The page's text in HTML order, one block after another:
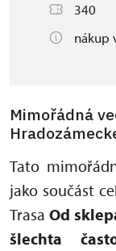
340
nákup
Mimořádná
Tato
jako součást
Trasa Od
šlechta